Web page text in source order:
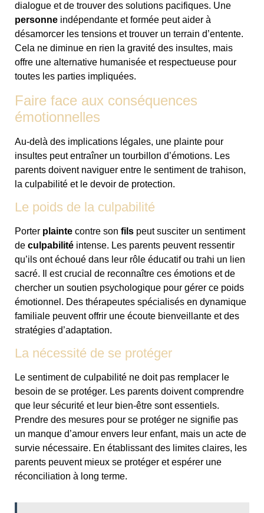
dialogue et de trouver des solutions pacifiques. Une
personne indépendante et formée peut aider à
désamorcer les tensions et trouver un terrain d’entente.
Cela ne diminue en rien la gravité des insultes, mais
offre une alternative humanisée et respectueuse pour
toutes les parties impliquées.
Faire face aux conséquences
émotionnelles
Au-delà des implications légales, une plainte pour
insultes peut entraîner un tourbillon d’émotions. Les
parents doivent naviguer entre le sentiment de trahison,
la culpabilité et le devoir de protection.
Le poids de la culpabilité
Porter plainte contre son fils peut susciter un sentiment
de culpabilité intense. Les parents peuvent ressentir
qu’ils ont échoué dans leur rôle éducatif ou trahi un lien
sacré. Il est crucial de reconnaître ces émotions et de
chercher un soutien psychologique pour gérer ce poids
émotionnel. Des thérapeutes spécialisés en dynamique
familiale peuvent offrir une écoute bienveillante et des
stratégies d’adaptation.
La nécessité de se protéger
Le sentiment de culpabilité ne doit pas remplacer le
besoin de se protéger. Les parents doivent comprendre
que leur sécurité et leur bien-être sont essentiels.
Prendre des mesures pour se protéger ne signifie pas
un manque d’amour envers leur enfant, mais un acte de
survie nécessaire. En établissant des limites claires, les
parents peuvent mieux se protéger et espérer une
réconciliation à long terme.